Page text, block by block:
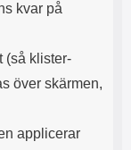
kvar på
(så klister-
över skärmen,
applicerar